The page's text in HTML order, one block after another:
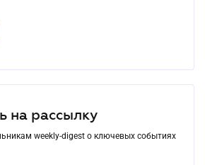
на рассылку
weekly-digest о ключевых событиях